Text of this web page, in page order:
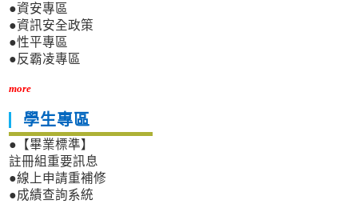
●資安專區
●資訊安全政策
●性平專區
●反霸凌專區
more
學生專區
●【畢業標準】
註冊組重要訊息
●線上申請重補修
●成績查詢系統